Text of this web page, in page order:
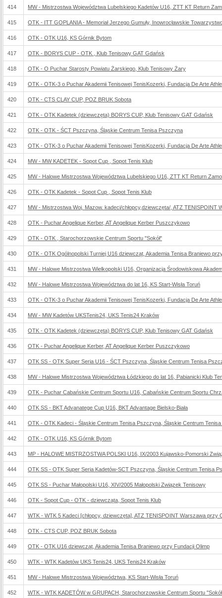
414 MW - Mistrzostwa Województwa Lubelskiego Kadetów U16, ZTT KT Return
415 OTK - ITT GOPLANIA - Memoriał Jerzego Gumuły, Inowrocławskie
416 OTK - OTK U16, KS Górnik Bytom
417 OTK - BORYS CUP - OTK , Klub Tenisowy GAT Gdańsk
418 OTK - O Puchar Starosty Powiatu Żarskiego, Klub Tenisowy Żary
419 OTK - OTK-3 o Puchar Akademii Tenisowej TenisKozerki, Fundacja De Arte
420 OTK - CTS CLAY CUP, POZ BRUK Sobota
421 OTK - OTK Kadetek (dziewczęta) BORYS CUP, Klub Tenisowy GAT Gdańsk
422 OTK - OTK - ŚCT Pszczyna, Śląskie Centrum Tenisa Pszczyna
423 OTK - OTK-3 o Puchar Akademii Tenisowej TenisKozerki, Fundacja De Arte
424 MW - MW KADETEK - Sopot Cup , Sopot Tenis Klub
425 MW - Halowe Mistrzostwa Województwa Lubelskiego U16, ZTT KT Return
426 OTK - OTK Kadetek - Sopot Cup , Sopot Tenis Klub
427 MW - Mistrzostwa Woj. Mazow. kadeci/chłopcy,dziewczęta/, ATZ TENISPOINT
428 OTK - Puchar Angelique Kerber, AT Angelique Kerber Puszczykowo
429 OTK - OTK , Starochorzowskie Centrum Sportu "Sokół"
430 OTK - OTK Ogólnopolski Turniej U16 dziewcząt, Akademia Tenisa Braniewo
431 MW - Halowe Mistrzostwa Wielkopolski U16, Organizacja Środowiskowa
432 MW - Halowe Mistrzostwa Województwa do lat 16, KS Start-Wisła Toruń
433 OTK - OTK-3 o Puchar Akademii Tenisowej TenisKozerki, Fundacja De Arte
434 MW - MW Kadetów UKSTenis24, UKS Tenis24 Kraków
435 OTK - OTK Kadetek (dziewczęta) BORYS CUP, Klub Tenisowy GAT Gdańsk
436 OTK - Puchar Angelique Kerber, AT Angelique Kerber Puszczykowo
437 OTK SS - OTK Super Seria U16 - ŚCT Pszczyna, Śląskie Centrum Tenisa
438 MW - Halowe Mistrzostwa Województwa Łódzkiego do lat 16, Pabianicki Klub
439 OTK - Puchar Cabańskie Centrum Sportu U16, Cabańskie Centrum Sportu
440 OTK SS - BKT Advanatege Cup U16, BKT Advantage Bielsko-Biała
441 OTK - OTK Kadeci - Śląskie Centrum Tenisa Pszczyna, Śląskie Centrum
442 OTK - OTK U16, KS Górnik Bytom
443 MP - HALOWE MISTRZOSTWA POLSKI U16, IX/2003 Kujawsko-Pomorski
444 OTK SS - OTK Super Seria Kadetów-SCT Pszczyna, Śląskie Centrum Tenisa
445 OTK SS - Puchar Małopolski U16, XIV/2005 Małopolski Związek Tenisowy
446 OTK - Sopot Cup - OTK - dziewcząta, Sopot Tenis Klub
447 WTK - WTK 5 Kadeci [chłopcy, dziewczęta], ATZ TENISPOINT Warszawa przy
448 OTK - CTS CUP, POZ BRUK Sobota
449 OTK - OTK U16 dziewcząt, Akademia Tenisa Braniewo przy Fundacji Olimp
450 WTK - WTK Kadetów UKS Tenis24, UKS Tenis24 Kraków
451 MW - Halowe Mistrzostwa Województwa, KS Start-Wisła Toruń
452 WTK - WTK KADETÓW w GRUPACH, Starochorzowskie Centrum Sportu